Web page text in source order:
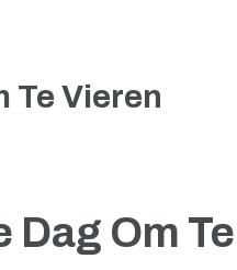
Te Vieren
Om Te